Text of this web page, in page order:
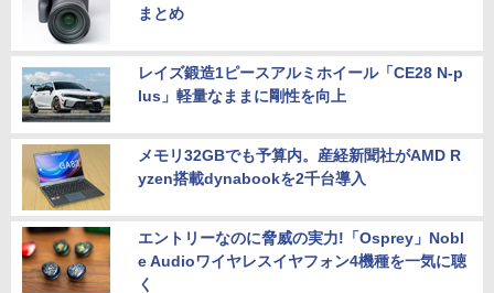
まとめ
レイズ鍛造1ピースアルミホイール「CE28 N-p
lus」軽量なままに剛性を向上
メモリ32GBでも予算内。産経新聞社がAMD R
yzen搭載dynabookを2千台導入
エントリーなのに脅威の実力!「Osprey」Nobl
e Audioワイヤレスイヤフォン4機種を一気に聴
く